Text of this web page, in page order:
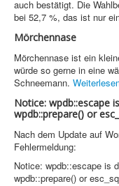
Grafik
JavaScript
Sicherheit
Home
PovRay
PHP
auch bestätigt. Die
bei 52,7 %, das ist nur
Mörchennase
Mörchennase ist ein
würde so gerne in eine
Schneemann.
Notice: wpdb::escape
wpdb::prepare() or
Nach dem Update auf
Fehlermeldung:
Notice: wpdb::escape is
wpdb::prepare() or